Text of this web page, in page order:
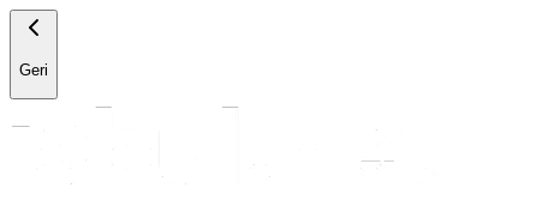
Geri